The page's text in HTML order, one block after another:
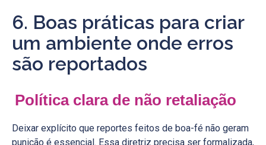
6. Boas práticas para criar
um ambiente onde erros
são reportados
Política clara de não retaliação
Deixar explícito que reportes feitos de boa-fé não geram
punição é essencial. Essa diretriz precisa ser formalizada,